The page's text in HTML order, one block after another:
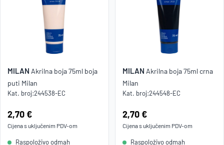
MILAN Akrilna boja 75ml boja
puti Milan
Kat. broj:244538-EC
Cijena:
2,70 €
Cijena s uključenim PDV-om
Raspoloživo odmah
MILAN Akrilna boja 75ml crna
Milan
Kat. broj:244548-EC
Cijena:
2,70 €
Cijena s uključenim PDV-om
Raspoloživo odmah